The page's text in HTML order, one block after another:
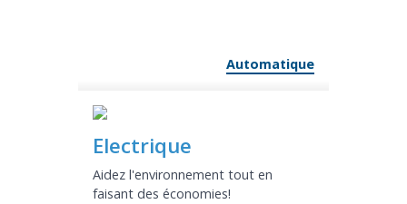
Automatique
Electrique
Aidez l'environnement tout en
faisant des économies!